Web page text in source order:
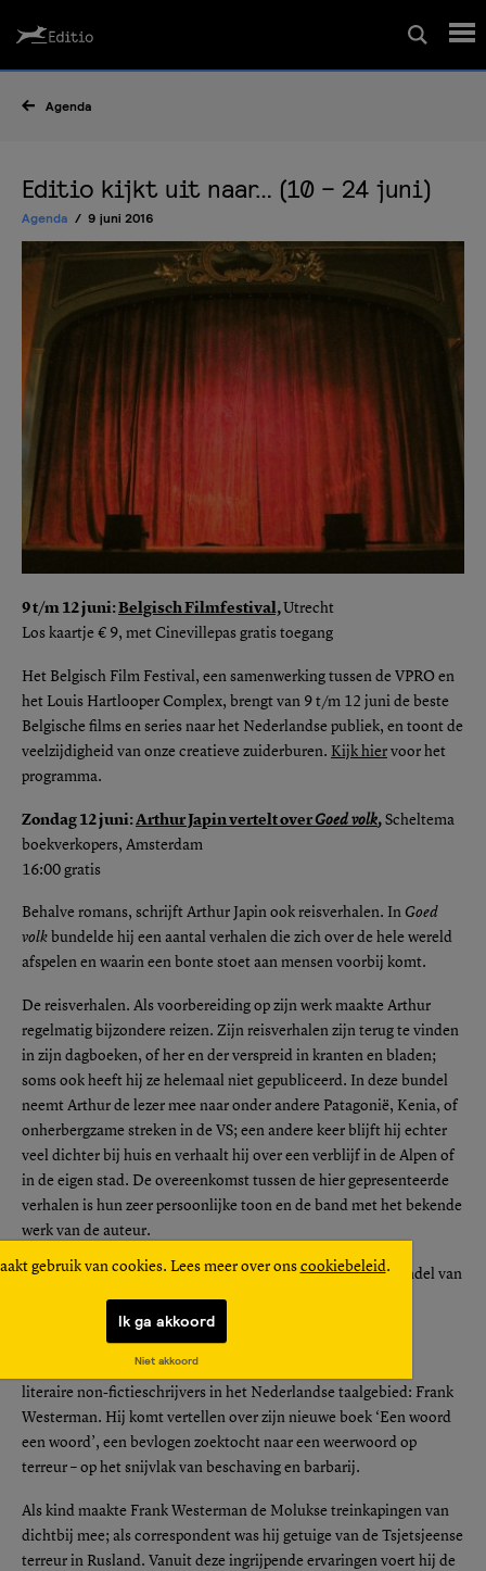
Wedstrijd
Editio Producties
gebruik van cookies. Lees meer over ons cookiebeleid.
Ik ga akkoord
Niet akkoord
Agenda
Editio kijkt uit naar… (10 – 24 juni)
Agenda 9 juni 2016
9 t/m 12 juni:Belgisch Filmfestival, Utrecht
Los kaartje € 9, met Cinevillepas gratis toegang
Het Belgisch Film Festival, een samenwerking tussen de VPRO en
het Louis Hartlooper Complex, brengt van 9 t/m 12 juni de beste
Belgische films en series naar het Nederlandse publiek, en toont de
veelzijdigheid van onze creatieve zuiderburen. Kijk hier voor het
programma.
Zondag 12 juni: Arthur Japin vertelt overGoed volk, Scheltema
boekverkopers, Amsterdam
16:00 gratis
Behalve romans, schrijft Arthur Japin ook reisverhalen. In Goed
volk bundelde hij een aantal verhalen die zich over de hele wereld
afspelen en waarin een bonte stoet aan mensen voorbij komt.
De reisverhalen. Als voorbereiding op zijn werk maakte Arthur
regelmatig bijzondere reizen. Zijn reisverhalen zijn terug te vinden
in zijn dagboeken, of her en der verspreid in kranten en bladen;
soms ook heeft hij ze helemaal niet gepubliceerd. In deze bundel
neemt Arthur de lezer mee naar onder andere Patagonië, Kenia, of
onherbergzame streken in de VS; een andere keer blijft hij echter
veel dichter bij huis en verhaalt hij over een verblijf in de Alpen of
in de eigen stad. De overeenkomst tussen de hier gepresenteerde
verhalen is hun zeer persoonlijke toon en de band met het bekende
werk van de auteur.
Donderdag 16 juni:Lezing Frank Westerman,Boekhandel van
Rossum, Amsterdam
Boekhandel van Rossum krijgt bezoek van een van de beste
literaire non-fictieschrijvers in het Nederlandse taalgebied: Frank
Westerman. Hij komt vertellen over zijn nieuwe boek ‘Een woord
een woord’, een bevlogen zoektocht naar een weerwoord op
terreur – op het snijvlak van beschaving en barbarij.
Als kind maakte Frank Westerman de Molukse treinkapingen van
dichtbij mee; als correspondent was hij getuige van de Tsjetsjeense
terreur in Rusland. Vanuit deze ingrijpende ervaringen voert hij de